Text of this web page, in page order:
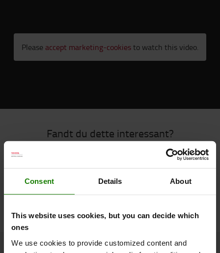
Consent Details About
This website uses cookies, but you can decide which
ones
We use cookies to provide customized content and
Please accept marketing-cookiesto watch this video.
Fandt du dette interessant?
Lær mere om Logiconomi eller udforsk vores
indholdsbibliotek.
LOGICONOMI INDHOLDSBIBLIOTEK